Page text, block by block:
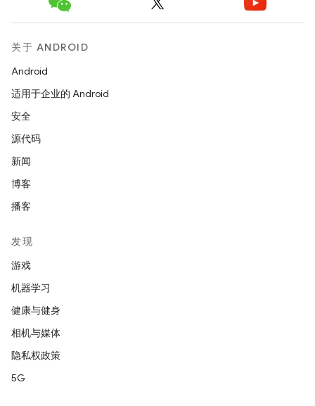
关于 ANDROID
Android
适用于企业的 Android
安全
源代码
新闻
博客
播客
发现
游戏
机器学习
健康与健身
相机与媒体
隐私权政策
5G